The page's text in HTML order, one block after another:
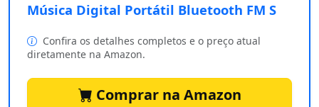
Música Digital Portátil Bluetooth FM S
Confira os detalhes completos e o preço atual
diretamente na Amazon.
Comprar na Amazon